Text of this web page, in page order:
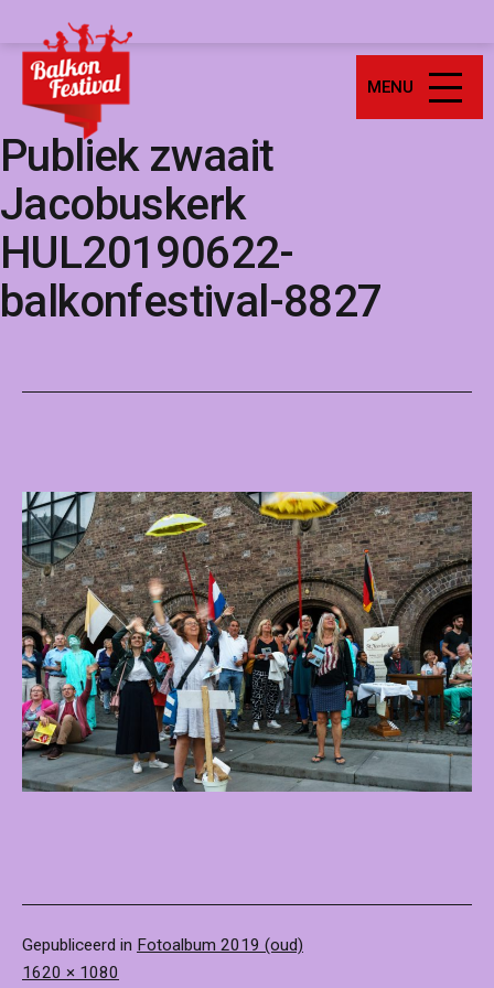
naar
inhoud
Balkonfestival
MENU
Publiek zwaait
Jacobuskerk
HUL20190622-
balkonfestival-8827
Gepubliceerd in Fotoalbum 2019 (oud)
Volledige
1620 × 1080